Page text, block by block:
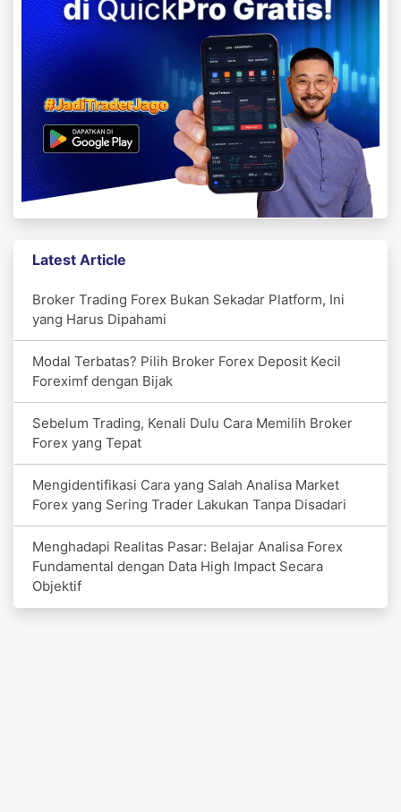
Latest Article
Broker Trading Forex Bukan Sekadar Platform, Ini
yang Harus Dipahami
Modal Terbatas? Pilih Broker Forex Deposit Kecil
Foreximf dengan Bijak
Sebelum Trading, Kenali Dulu Cara Memilih Broker
Forex yang Tepat
Mengidentifikasi Cara yang Salah Analisa Market
Forex yang Sering Trader Lakukan Tanpa Disadari
Menghadapi Realitas Pasar: Belajar Analisa Forex
Fundamental dengan Data High Impact Secara
Objektif